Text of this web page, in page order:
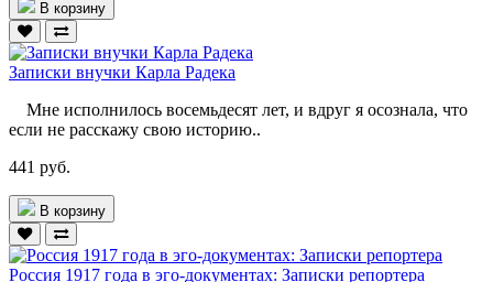
В корзину
Записки внучки Карла Радека
Мне исполнилось восемьдесят лет, и вдруг я осознала, что
если не расскажу свою историю..
441 руб.
В корзину
Россия 1917 года в эго-документах: Записки репортера